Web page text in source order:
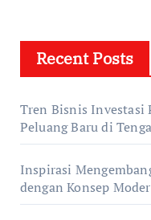
Recent Posts
Tren Bisnis Investasi
Peluang Baru di
Inspirasi
dengan Konsep